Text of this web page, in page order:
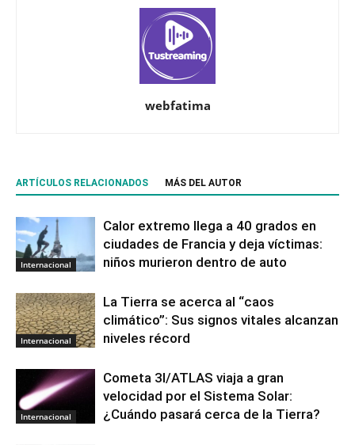
webfatima
ARTÍCULOS RELACIONADOS MÁS DEL AUTOR
Internacional
Calor extremo llega a 40 grados en
ciudades de Francia y deja víctimas:
niños murieron dentro de auto
Internacional
La Tierra se acerca al “caos
climático”: Sus signos vitales alcanzan
niveles récord
Internacional
Cometa 3I/ATLAS viaja a gran
velocidad por el Sistema Solar:
¿Cuándo pasará cerca de la Tierra?